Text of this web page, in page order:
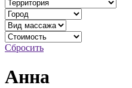
Сбросить
Анна